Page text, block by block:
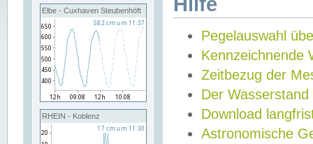
Elbe - Cuxhaven Steubenhöft
RHEIN - Koblenz
Pegelauswahl
Kennzeichnende
Zeitbezug der
Der Wasserstand
Download
Astronomische